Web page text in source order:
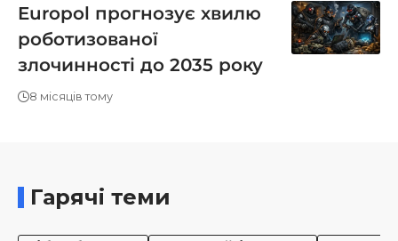
Europol прогнозує хвилю
роботизованої
злочинності до 2035 року
8 місяців тому
Гарячі теми